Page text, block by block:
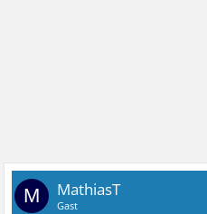
M MathiasT
Gast